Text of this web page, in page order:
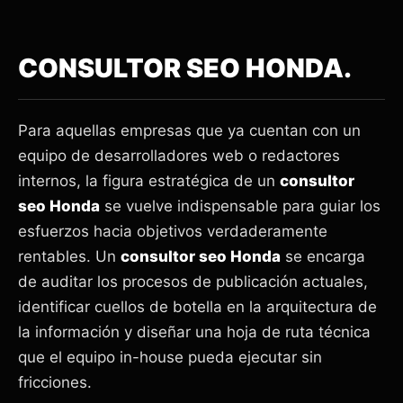
CONSULTOR SEO HONDA.
Para aquellas empresas que ya cuentan con un
equipo de desarrolladores web o redactores
internos, la figura estratégica de un consultor
seo Honda se vuelve indispensable para guiar los
esfuerzos hacia objetivos verdaderamente
rentables. Un consultor seo Honda se encarga
de auditar los procesos de publicación actuales,
identificar cuellos de botella en la arquitectura de
la información y diseñar una hoja de ruta técnica
que el equipo in-house pueda ejecutar sin
fricciones.